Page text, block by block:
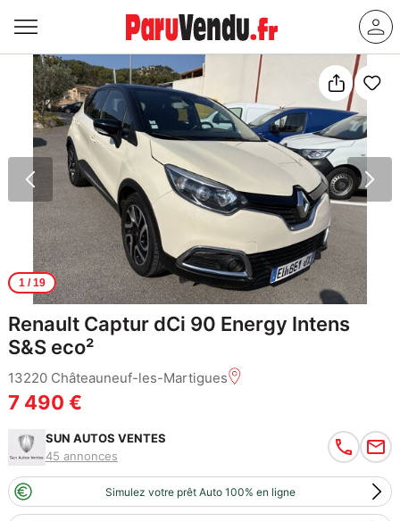
1/ 19
Renault Captur dCi 90 Energy Intens
S&S eco²
13220 Châteauneuf-les-Martigues
7 490 €
SUN AUTOS VENTES
45 annonces
Simulez votre prêt Auto 100% en ligne